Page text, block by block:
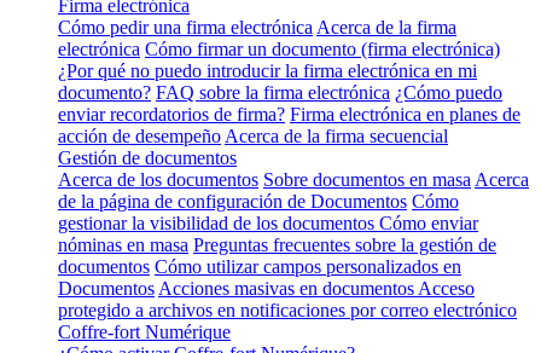
Firma electrónica
Cómo pedir una firma electrónica Acerca de la firma
electrónica Cómo firmar un documento (firma electrónica)
¿Por qué no puedo introducir la firma electrónica en mi
documento? FAQ sobre la firma electrónica ¿Cómo puedo
enviar recordatorios de firma? Firma electrónica en planes de
acción de desempeño Acerca de la firma secuencial
Gestión de documentos
Acerca de los documentos Sobre documentos en masa Acerca
de la página de configuración de Documentos Cómo
gestionar la visibilidad de los documentos Cómo enviar
nóminas en masa Preguntas frecuentes sobre la gestión de
documentos Cómo utilizar campos personalizados en
Documentos Acciones masivas en documentos Acceso
protegido a archivos en notificaciones por correo electrónico
Coffre-fort Numérique